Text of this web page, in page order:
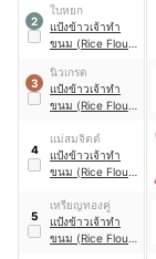
2
ใบหยก
แป้งข้าวเจ้าทำ
ขนม (Rice Flour)
3
นิวเกรด
แป้งข้าวเจ้าทำ
ขนม (Rice Flour)
4
แม่สมจิตต์
แป้งข้าวเจ้าทำ
ขนม (Rice Flour)
5
เหรียญทองคู่
แป้งข้าวเจ้าทำ
ขนม (Rice Flour)